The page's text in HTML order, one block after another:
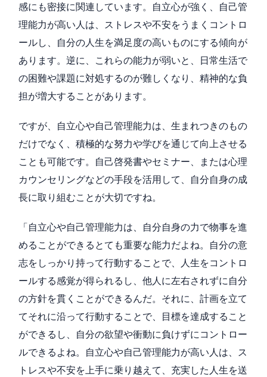
感にも密接に関連しています。自立心が強く、自己管
理能力が高い人は、ストレスや不安をうまくコントロ
ールし、自分の人生を満足度の高いものにする傾向が
あります。逆に、これらの能力が弱いと、日常生活で
の困難や課題に対処するのが難しくなり、精神的な負
担が増大することがあります。
ですが、自立心や自己管理能力は、生まれつきのもの
だけでなく、積極的な努力や学びを通じて向上させる
ことも可能です。自己啓発書やセミナー、または心理
カウンセリングなどの手段を活用して、自分自身の成
長に取り組むことが大切ですね。
「自立心や自己管理能力は、自分自身の力で物事を進
めることができるとても重要な能力だよね。自分の意
志をしっかり持って行動することで、人生をコントロ
ールする感覚が得られるし、他人に左右されずに自分
の方針を貫くことができるんだ。それに、計画を立て
てそれに沿って行動することで、目標を達成すること
ができるし、自分の欲望や衝動に負けずにコントロー
ルできるよね。自立心や自己管理能力が高い人は、ス
トレスや不安を上手に乗り越えて、充実した人生を送